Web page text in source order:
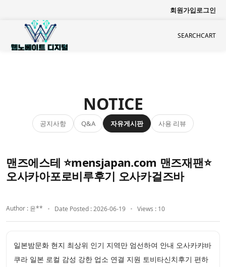
회원가입로그인
SEARCHCART
NOTICE
공지사항 Q&A 자유게시판 사용 리뷰
맨즈에스테 ⭐mensjapan.com 맨즈재팬⭐
오사카아포로비루후기 오사카걸즈바
Author : 윤** Date Posted : 2026-06-19 Views : 10
일본밤문화 현지 최상위 인기 지역만 엄선하여 안내 오사카캬바
쿠라 일본 로컬 감성 강한 업소 연결 지원 토비타신치후기 편하